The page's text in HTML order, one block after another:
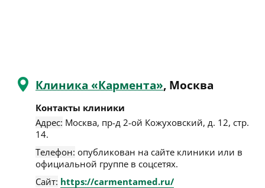
Клиника «Кармента», Москва
Контакты клиники
Адрес: Москва, пр-д 2-ой Кожуховский, д. 12, стр.
14.
Телефон: опубликован на сайте клиники или в
официальной группе в соцсетях.
Сайт: https://carmentamed.ru/